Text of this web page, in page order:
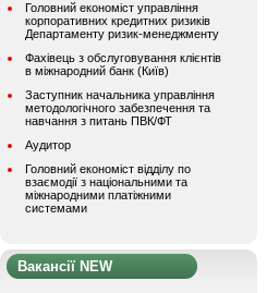
Головний економіст управління
корпоративних кредитних ризиків
Департаменту ризик-менеджменту
Фахівець з обслуговування клієнтів
в міжнародний банк (Київ)
Заступник начальника управління
методологічного забезпечення та
навчання з питань ПВК/ФТ
Аудитор
Головний економіст відділу по
взаємодії з національними та
міжнародними платіжними
системами
Вакансії NEW